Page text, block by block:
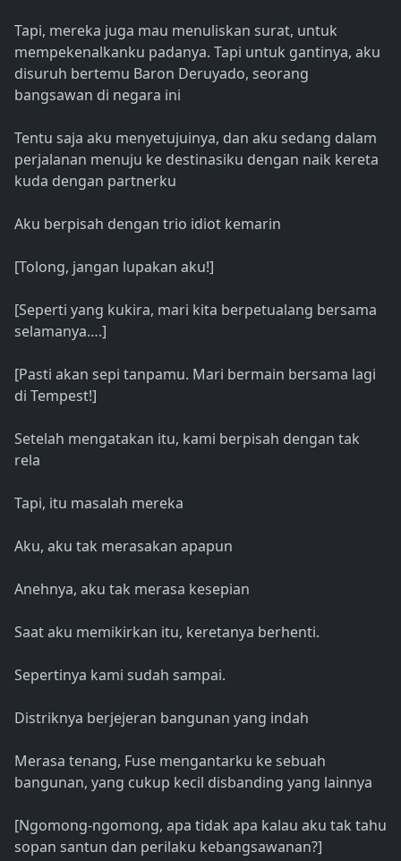
Tapi, mereka juga mau menuliskan surat, untuk
mempekenalkanku padanya. Tapi untuk gantinya, aku
disuruh bertemu Baron Deruyado, seorang
bangsawan di negara ini
Tentu saja aku menyetujuinya, dan aku sedang dalam
perjalanan menuju ke destinasiku dengan naik kereta
kuda dengan partnerku
Aku berpisah dengan trio idiot kemarin
[Tolong, jangan lupakan aku!]
[Seperti yang kukira, mari kita berpetualang bersama
selamanya….]
[Pasti akan sepi tanpamu. Mari bermain bersama lagi
di Tempest!]
Setelah mengatakan itu, kami berpisah dengan tak
rela
Tapi, itu masalah mereka
Aku, aku tak merasakan apapun
Anehnya, aku tak merasa kesepian
Saat aku memikirkan itu, keretanya berhenti.
Sepertinya kami sudah sampai.
Distriknya berjejeran bangunan yang indah
Merasa tenang, Fuse mengantarku ke sebuah
bangunan, yang cukup kecil disbanding yang lainnya
[Ngomong-ngomong, apa tidak apa kalau aku tak tahu
sopan santun dan perilaku kebangsawanan?]